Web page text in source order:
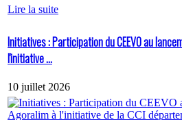
Lire la suite
Initiatives : Participation du CEEVO au
l'initiative ...
10 juillet 2026